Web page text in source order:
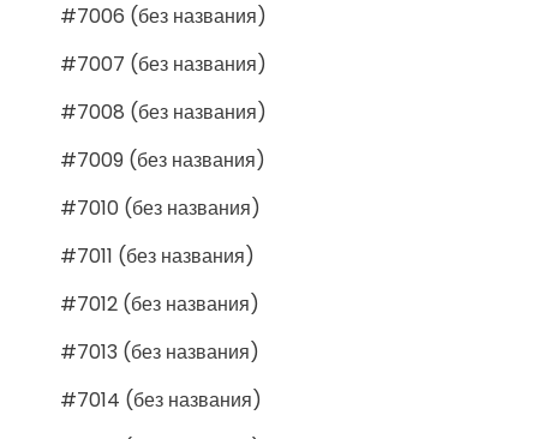
#7006 (без названия)
#7007 (без названия)
#7008 (без названия)
#7009 (без названия)
#7010 (без названия)
#7011 (без названия)
#7012 (без названия)
#7013 (без названия)
#7014 (без названия)